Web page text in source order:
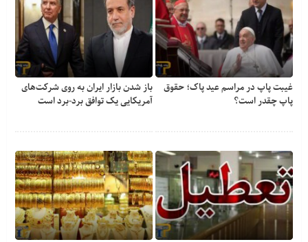
غیبت پاپ در مراسم عید پاک؛ حقوق
پاپ چقدر است؟
باز شدن بازار ایران به روی شرکت‌های
آمریکایی یک توافق برد-برد است